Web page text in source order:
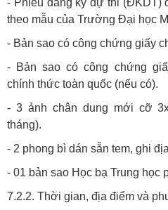
theo mẫu của Trường Đại học
- Bản sao có công chứng giấy
- Bản sao có công chứng
chính thức toàn quốc (nếu có).
- 3 ảnh chân dung mới cỡ
tháng).
- 2 phong bì dán sẵn tem, ghi
- 01 bản sao Học bạ Trung học
7.2.2. Thời gian, địa điểm và